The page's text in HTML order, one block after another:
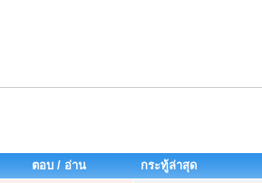
ตอบ/ อ่าน กระทู้ล่าสุด